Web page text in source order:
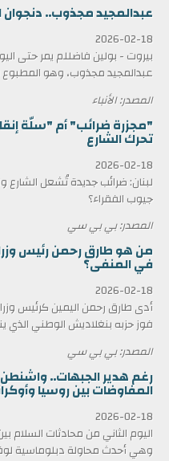
عبدالمجيد مجذوب.. دنجوان
2026-02-18
بيروت - بولين فاضللم يمر حتى
عبدالمجيد مجذوب، وهو
المصدر: الأنباء
"مجزرة ضرائب" أم "سلّة
تحرك الشارع
2026-02-18
لبنان: ضرائب جديدة تُشعل الشارع
جيوب الفقراء؟
المصدر: بي بي سي
في المنفى؟
2026-02-18
فوز حزبه بنغلاديش الوطني الذي
المصدر: بي بي سي
رغم هدير الجبهات..
المفاوضات بين روسيا
2026-02-18
اليوم الثاني من محادثات السلام
وهي أحدث محاولة دبلوماسية